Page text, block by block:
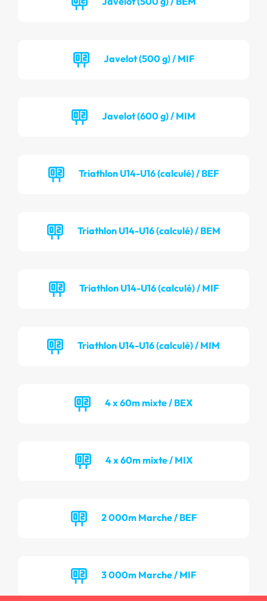
Javelot (500 g) / MIF
Javelot (600 g) / MIM
Triathlon U14-U16 (calculé) / BEF
Triathlon U14-U16 (calculé) / BEM
Triathlon U14-U16 (calculé) / MIF
Triathlon U14-U16 (calculé) / MIM
4 x 60m mixte / BEX
4 x 60m mixte / MIX
2 000m Marche / BEF
3 000m Marche / MIF